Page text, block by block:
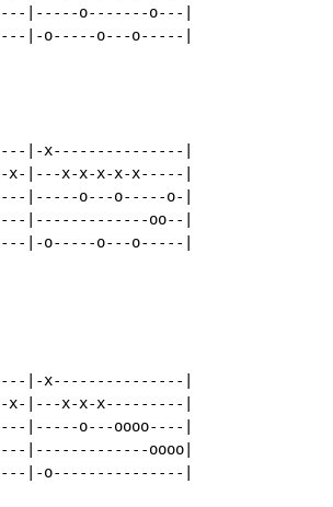
|-----o-------o---|
|-o-----o---o-----|
|-x---------------|
x-|---x-x-x-x-x-----|
|-----o---o-----o-|
|-------------oo--|
|-o-----o---o-----|
|-x---------------|
x-|---x-x-x---------|
|-----o---oooo----|
|-------------oooo|
|-o---------------|